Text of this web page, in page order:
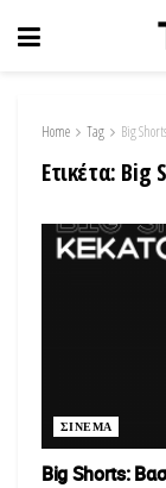
Home Tag Big
Ετικέτα: Big
ΣΙΝΕΜΑ
Big Shorts: